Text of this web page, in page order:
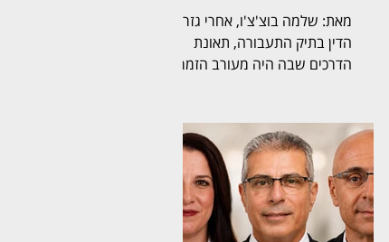
מאת: שלמה בוצ'צ'ו, אחרי גזר
הדין בתיק התעבורה, תאונת
הדרכים שבה היה מעורב הזמר
לתביעות קטנות בתל אביב, בפני
הרשם הבכיר מיכאל שמפל
(בצילום), נתן תוקף של פסק דין
להסדר פשרה, שלפיו חברת
הביטוח הפניקס תשלם את מלוא
סכום התביעה, ולא סכום מופחת,